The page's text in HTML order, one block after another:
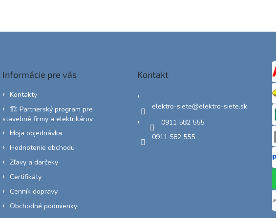
Informácie pre vás
Kontakty
🏗️ Partnerský program pre
stavebné firmy a elektrikárov
Moja objednávka
Hodnotenie obchodu
Zľavy a darčeky
Certifikáty
Cenník dopravy
Obchodné podmienky
Kontakt
elektro-siete@elektro-siete.sk
0911 582 555
0911 582 555